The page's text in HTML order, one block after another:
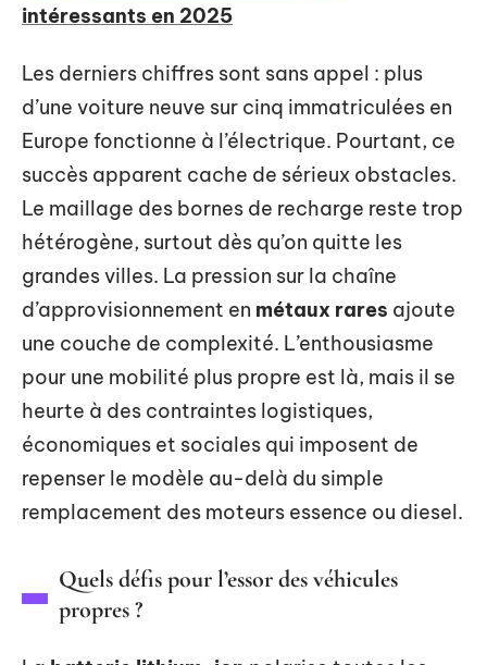
intéressants en 2025
Les derniers chiffres sont sans appel : plus
d’une voiture neuve sur cinq immatriculées en
Europe fonctionne à l’électrique. Pourtant, ce
succès apparent cache de sérieux obstacles.
Le maillage des bornes de recharge reste trop
hétérogène, surtout dès qu’on quitte les
grandes villes. La pression sur la chaîne
d’approvisionnement en métaux rares ajoute
une couche de complexité. L’enthousiasme
pour une mobilité plus propre est là, mais il se
heurte à des contraintes logistiques,
économiques et sociales qui imposent de
repenser le modèle au-delà du simple
remplacement des moteurs essence ou diesel.
Quels défis pour l’essor des véhicules
propres ?